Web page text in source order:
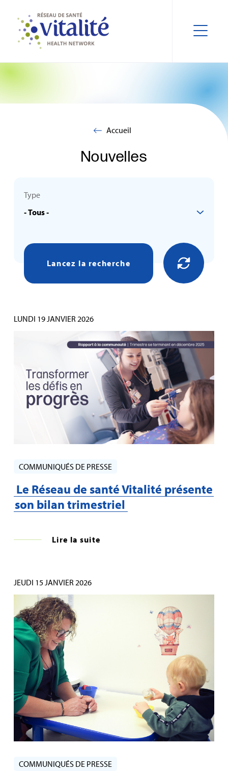
Accueil
Nouvelles
Type
Lancez la recherche
LUNDI 19 JANVIER 2026
COMMUNIQUÉS DE PRESSE
Le Réseau de santé Vitalité présente
son bilan trimestriel
Lire la suite
JEUDI 15 JANVIER 2026
COMMUNIQUÉS DE PRESSE